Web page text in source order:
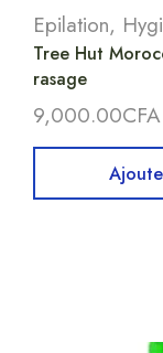
Epilation,
Tree Hut
rasage
9,000.00CFA